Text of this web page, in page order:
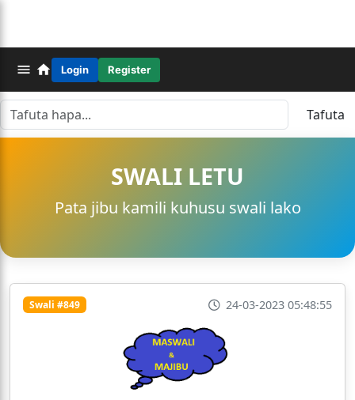
Login Register
Tafuta
SWALI LETU
Pata jibu kamili kuhusu swali lako
Swali #849 24-03-2023 05:48:55